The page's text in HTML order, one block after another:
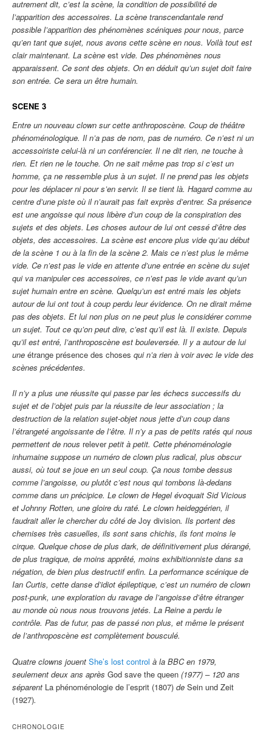
autrement dit, c’est la scène, la condition de possibilité de
l’apparition des accessoires. La scène transcendantale rend
possible l’apparition des phénomènes scéniques pour nous, parce
qu’en tant que sujet, nous avons cette scène en nous. Voilà tout est
clair maintenant. La scène est vide. Des phénomènes nous
apparaissent. Ce sont des objets. On en déduit qu’un sujet doit faire
son entrée. Ce sera un être humain.
SCENE 3
Entre un nouveau clown sur cette anthroposcène. Coup de théâtre
phénoménologique. Il n’a pas de nom, pas de numéro. Ce n’est ni un
accessoiriste celui-là ni un conférencier. Il ne dit rien, ne touche à
rien. Et rien ne le touche. On ne sait même pas trop si c’est un
homme, ça ne ressemble plus à un sujet. Il ne prend pas les objets
pour les déplacer ni pour s’en servir. Il se tient là. Hagard comme au
centre d’une piste où il n’aurait pas fait exprès d’entrer. Sa présence
est une angoisse qui nous libère d’un coup de la conspiration des
sujets et des objets. Les choses autour de lui ont cessé d’être des
objets, des accessoires. La scène est encore plus vide qu’au début
de la scène 1 ou à la fin de la scène 2. Mais ce n’est plus le même
vide. Ce n’est pas le vide en attente d’une entrée en scène du sujet
qui va manipuler ces accessoires, ce n’est pas le vide avant qu’un
sujet humain entre en scène. Quelqu’un est entré mais les objets
autour de lui ont tout à coup perdu leur évidence. On ne dirait même
pas des objets. Et lui non plus on ne peut plus le considérer comme
un sujet. Tout ce qu’on peut dire, c’est qu’il est là. Il existe. Depuis
qu’il est entré, l’anthroposcène est bouleversée. Il y a autour de lui
une étrange présence des choses qui n’a rien à voir avec le vide des
scènes précédentes.
Il n’y a plus une réussite qui passe par les échecs successifs du
sujet et de l’objet puis par la réussite de leur association ; la
destruction de la relation sujet-objet nous jette d’un coup dans
l’étrangeté angoissante de l’être. Il n’y a pas de petits ratés qui nous
permettent de nous releverpetit à petit. Cette phénoménologie
inhumaine suppose un numéro de clown plus radical, plus obscur
aussi, où tout se joue en un seul coup. Ça nous tombe dessus
comme l’angoisse, ou plutôt c’est nous qui tombons là-dedans
comme dans un précipice. Le clown de Hegel évoquait Sid Vicious
et Johnny Rotten, une gloire du raté. Le clown heideggérien, il
faudrait aller le chercher du côté de Joy division. Ils portent des
chemises très casuelles, ils sont sans chichis, ils font moins le
cirque. Quelque chose de plus dark, de définitivement plus dérangé,
de plus tragique, de moins apprêté, moins exhibitionniste dans sa
négation, de bien plus destructif enfin. La performance scénique de
Ian Curtis, cette danse d’idiot épileptique, c’est un numéro de clown
post-punk, une exploration du ravage de l’angoisse d’être étranger
au monde où nous nous trouvons jetés. La Reine a perdu le
contrôle. Pas de futur, pas de passé non plus, et même le présent
de l’anthroposcène est complètement bousculé.
Quatre clowns jouent She’s lost control à la BBC en 1979,
seulement deux ans après God save the queen (1977) – 120 ans
séparent La phénoménologie de l’esprit (1807) de Sein und Zeit
(1927).
CHRONOLOGIE